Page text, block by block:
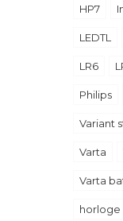
HP7
LEDTL
LR6
Philips
Variant
Varta
Varta
horloge